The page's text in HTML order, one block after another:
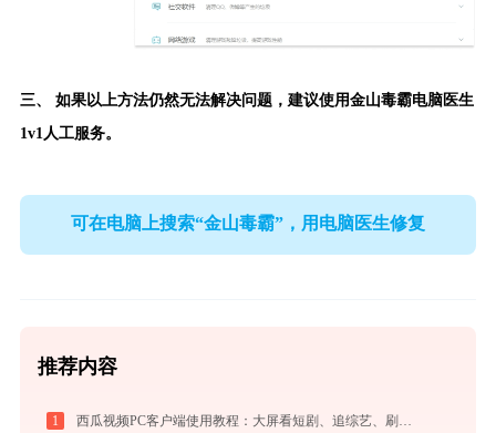
三、 如果以上方法仍然无法解决问题，建议使用金山毒霸电脑医生
1v1人工服务。
可在电脑上搜索“金山毒霸”，用电脑医生修复
推荐内容
1